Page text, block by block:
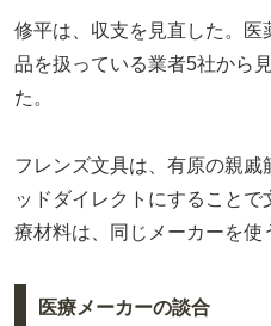
修平は、収支を見直した。
品を扱っている業者5社から
た。
フレンズ文具は、有原の親
ッドダイレクトにすること
療材料は、同じメーカーを使
医療メーカーの談合